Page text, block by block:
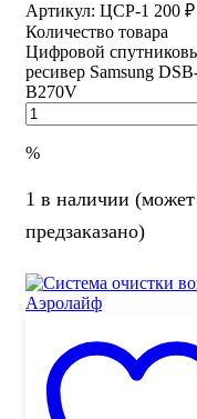
Артикул: ЦСР-1 200 ₽
Количество товара
Цифровой
ресивер Samsung
B270V
%
1 в наличии
предзаказано)